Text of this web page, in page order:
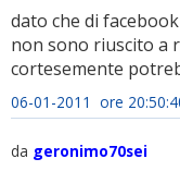
dato che di
non sono riuscito a
cortesemente
06-01-2011 ore
da geronimo70sei